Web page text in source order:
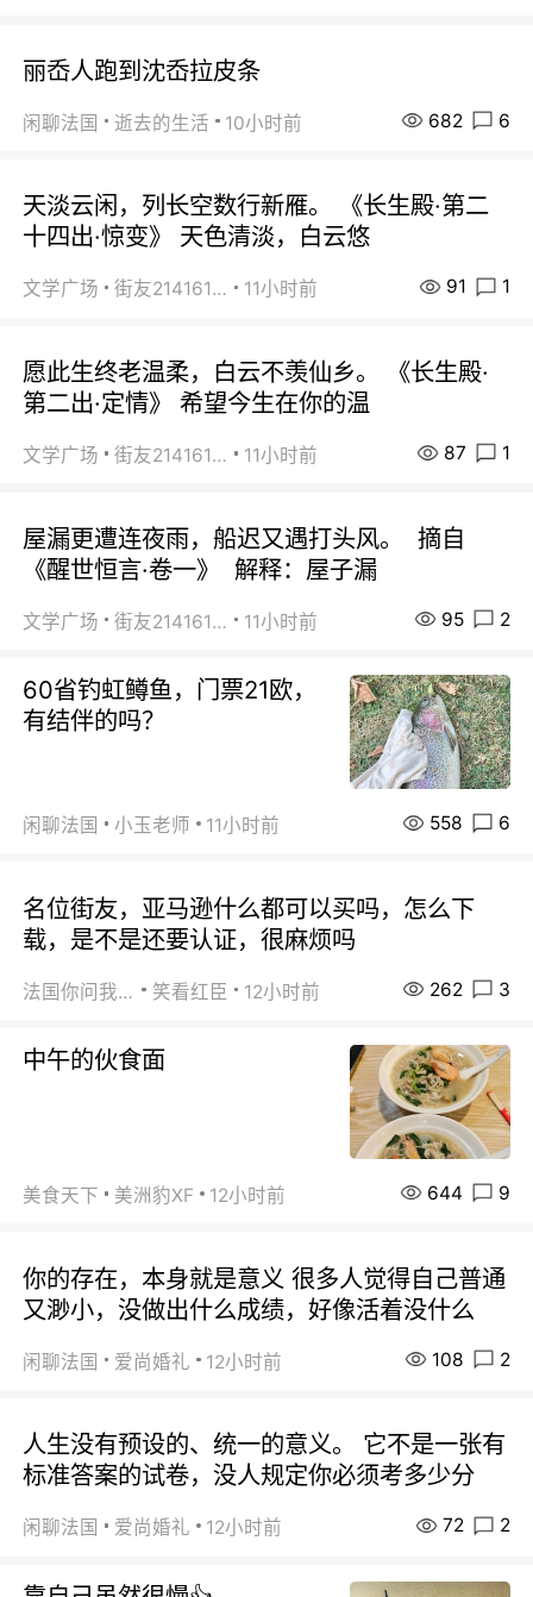
丽岙人跑到沈岙拉皮条
闲聊法国 逝去的生活 10小时前 682 6
天淡云闲，列长空数行新雁。 《长生殿·第二
十四出·惊变》 天色清淡，白云悠
文学广场 街友21416156 11小时前 91 1
愿此生终老温柔，白云不羡仙乡。 《长生殿·
第二出·定情》 希望今生在你的温
文学广场 街友21416156 11小时前 87 1
屋漏更遭连夜雨，船迟又遇打头风。 摘自
《醒世恒言·卷一》 解释：屋子漏
文学广场 街友21416156 11小时前 95 2
60省钓虹鳟鱼，门票21欧，
有结伴的吗？
闲聊法国 小玉老师 11小时前 558 6
名位街友，亚马逊什么都可以买吗，怎么下
载，是不是还要认证，很麻烦吗
法国你问我答 笑看红臣 12小时前 262 3
中午的伙食面
美食天下 美洲豹XF 12小时前 644 9
你的存在，本身就是意义 很多人觉得自己普通
又渺小，没做出什么成绩，好像活着没什么
闲聊法国 爱尚婚礼 12小时前 108 2
人生没有预设的、统一的意义。 它不是一张有
标准答案的试卷，没人规定你必须考多少分
闲聊法国 爱尚婚礼 12小时前 72 2